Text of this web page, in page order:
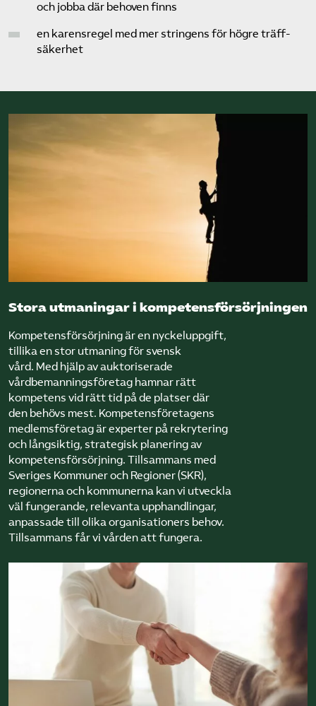
och jobba där behoven finns
en karensregel med mer stringens för högre träff­
säkerhet
Stora utmaningar i kompetensförsörjningen
Kompetensförsörjning är en nyckeluppgift,
tillika en stor utmaning för svensk
vård. Med hjälp av auktoriserade
vårdbemanningsföretag hamnar rätt
kompetens vid rätt tid på de platser där
den behövs mest. Kompetensföretagens
medlemsföretag är experter på rekrytering
och långsiktig, strategisk planering av
kompetensförsörjning. Tillsammans med
Sveriges Kommuner och Regioner (SKR),
regionerna och kommunerna kan vi utveckla
väl fungerande, relevanta upphandlingar,
anpassade till olika organisationers behov.
Tillsammans får vi vården att fungera.